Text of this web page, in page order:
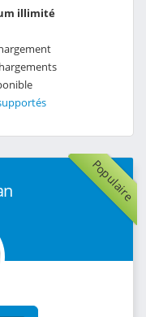
illimité
Populaire